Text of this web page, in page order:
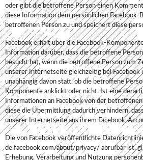
oder gibt die betroffene Person einen
diese Information dem persönlichen Facebook-
betroffenen Person zu und speichert diese
Facebook erhält über die Facebook-
Information darüber, dass die betroffene
besucht hat, wenn die betroffene Person zum
unserer Internetseite gleichzeitig bei Facebook
unabhängig davon statt, ob die betroffene
Komponente anklickt oder nicht. Ist eine
Informationen an Facebook von der
diese die Übermittlung dadurch verhindern,
unserer Internetseite aus ihrem Facebook-
Die von Facebook veröffentlichte
de.facebook.com/about/privacy/ abrufbar ist,
Erhebung, Verarbeitung und Nutzung